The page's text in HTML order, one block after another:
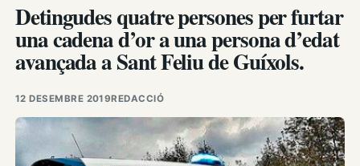
Detingudes quatre persones per furtar
una cadena d’or a una persona d’edat
avançada a Sant Feliu de Guíxols.
12 DESEMBRE 2019REDACCIÓ